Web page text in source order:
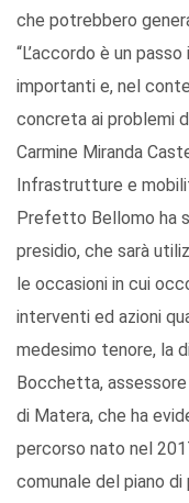
che potrebbero
“L’accordo è un
importanti e, nel
concreta ai problemi
Carmine Miranda
Infrastrutture e
Prefetto Bellomo ha
presidio, che sarà
le occasioni in cui
interventi ed azioni
medesimo tenore, la
Bocchetta,
di Matera, che ha
percorso nato nel
comunale del piano